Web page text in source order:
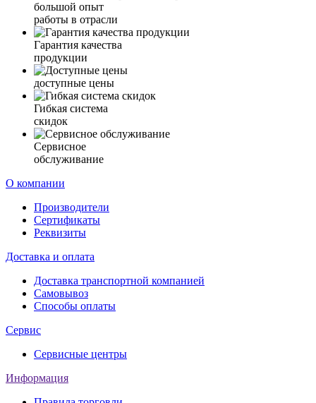
большой опыт
работы в отрасли
Гарантия качества
продукции
доступные цены
Гибкая система
скидок
Сервисное
обслуживание
О компании
Производители
Сертификаты
Реквизиты
Доставка и оплата
Доставка транспортной компанией
Самовывоз
Способы оплаты
Сервис
Сервисные центры
Информация